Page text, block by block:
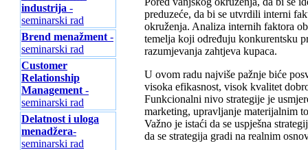
industrija -
seminarski rad
Brend menažment -
seminarski rad
Customer
Relationship
Management -
seminarski rad
Delatnost i uloga
menadžera-
seminarski rad
preduzeće, da bi se utvrdili interni
okruženja. Analiza internih faktora
temelja koji određuju konkurentsku
razumjevanja zahtjeva kupaca.
U ovom radu najviše pažnje biće
visoka efikasnost, visok kvalitet
Funkcionalni nivo strategije je
marketing, upravljanje materijalnim
Važno je istaći da se uspješna
da se strategija gradi na realnim